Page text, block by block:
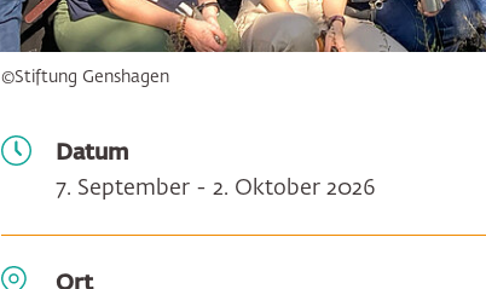
©Stiftung Genshagen
Datum
7. September - 2. Oktober 2026
Ort